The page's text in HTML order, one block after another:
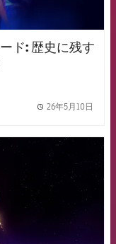
ド: 歴史に残す
26年5月10日
badge